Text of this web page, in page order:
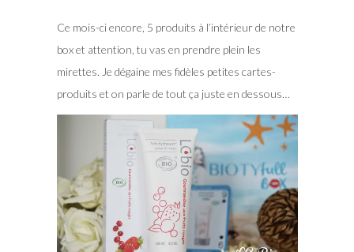
Ce mois-ci encore, 5 produits à l’intérieur de notre
box et attention, tu vas en prendre plein les
mirettes. Je dégaine mes fidèles petites cartes-
produits et on parle de tout ça juste en dessous…